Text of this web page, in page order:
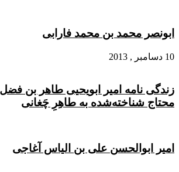
ابونصر محمد بن محمد فارابی
10 دسامبر , 2013
زندگی نامه امیر ابویحیی طاهر بن
محتاج شناخته‌شده به طاهِرِ چَغانی
امیر ابوالحسن علی بن الیاس آغاجی